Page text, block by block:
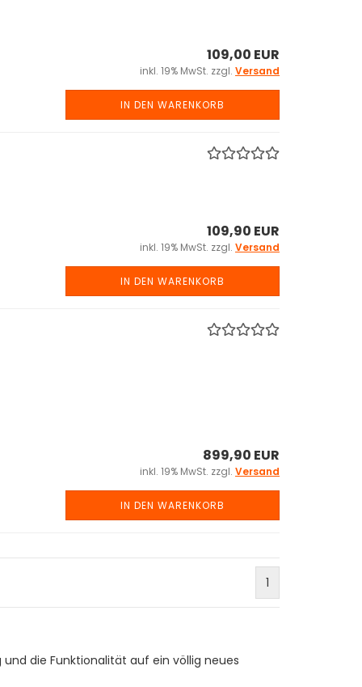
109,00 EUR
inkl. 19% MwSt. zzgl. Versand
IN DEN WARENKORB
109,90 EUR
inkl. 19% MwSt. zzgl. Versand
IN DEN WARENKORB
899,90 EUR
inkl. 19% MwSt. zzgl. Versand
IN DEN WARENKORB
1
die Funktionalität auf ein völlig neues